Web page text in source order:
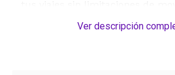
seguridad y durabilidad en un
Ver descripción